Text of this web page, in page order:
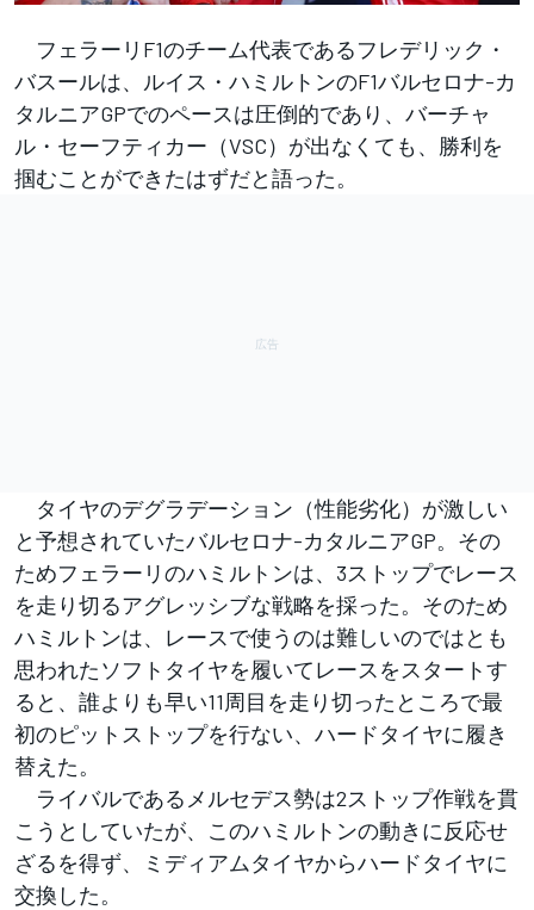
フェラーリF1のチーム代表であるフレデリック・
バスールは、ルイス・ハミルトンのF1バルセロナ-カ
タルニアGPでのペースは圧倒的であり、バーチャ
ル・セーフティカー（VSC）が出なくても、勝利を
掴むことができたはずだと語った。
タイヤのデグラデーション（性能劣化）が激しい
と予想されていたバルセロナ-カタルニアGP。その
ためフェラーリのハミルトンは、3ストップでレース
を走り切るアグレッシブな戦略を採った。そのため
ハミルトンは、レースで使うのは難しいのではとも
思われたソフトタイヤを履いてレースをスタートす
ると、誰よりも早い11周目を走り切ったところで最
初のピットストップを行ない、ハードタイヤに履き
替えた。
ライバルであるメルセデス勢は2ストップ作戦を貫
こうとしていたが、このハミルトンの動きに反応せ
ざるを得ず、ミディアムタイヤからハードタイヤに
交換した。